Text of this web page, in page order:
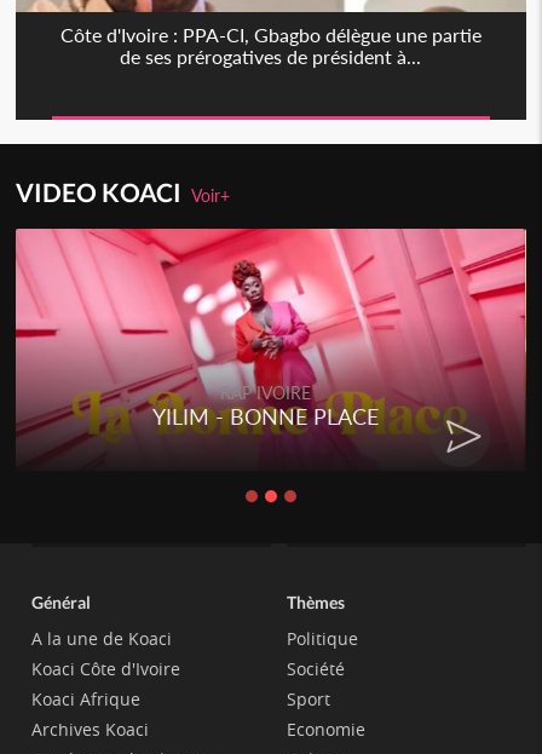
Côte d'Ivoire : PPA-CI, Gbagbo délègue une partie
de ses prérogatives de président à...
VIDEO KOACIVoir+
RAP IVOIRE
YILIM - BONNE PLACE
Général
A la une de Koaci
Koaci Côte d'Ivoire
Koaci Afrique
Archives Koaci
Thèmes
Politique
Société
Sport
Economie